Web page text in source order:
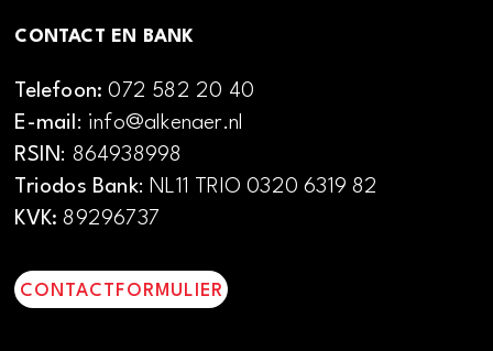
CONTACT EN BANK
Telefoon:072 582 20 40
E-mail: info@alkenaer.nl
RSIN: 864938998
Triodos Bank: NL11 TRIO 0320 6319 82
KVK: 89296737
CONTACTFORMULIER